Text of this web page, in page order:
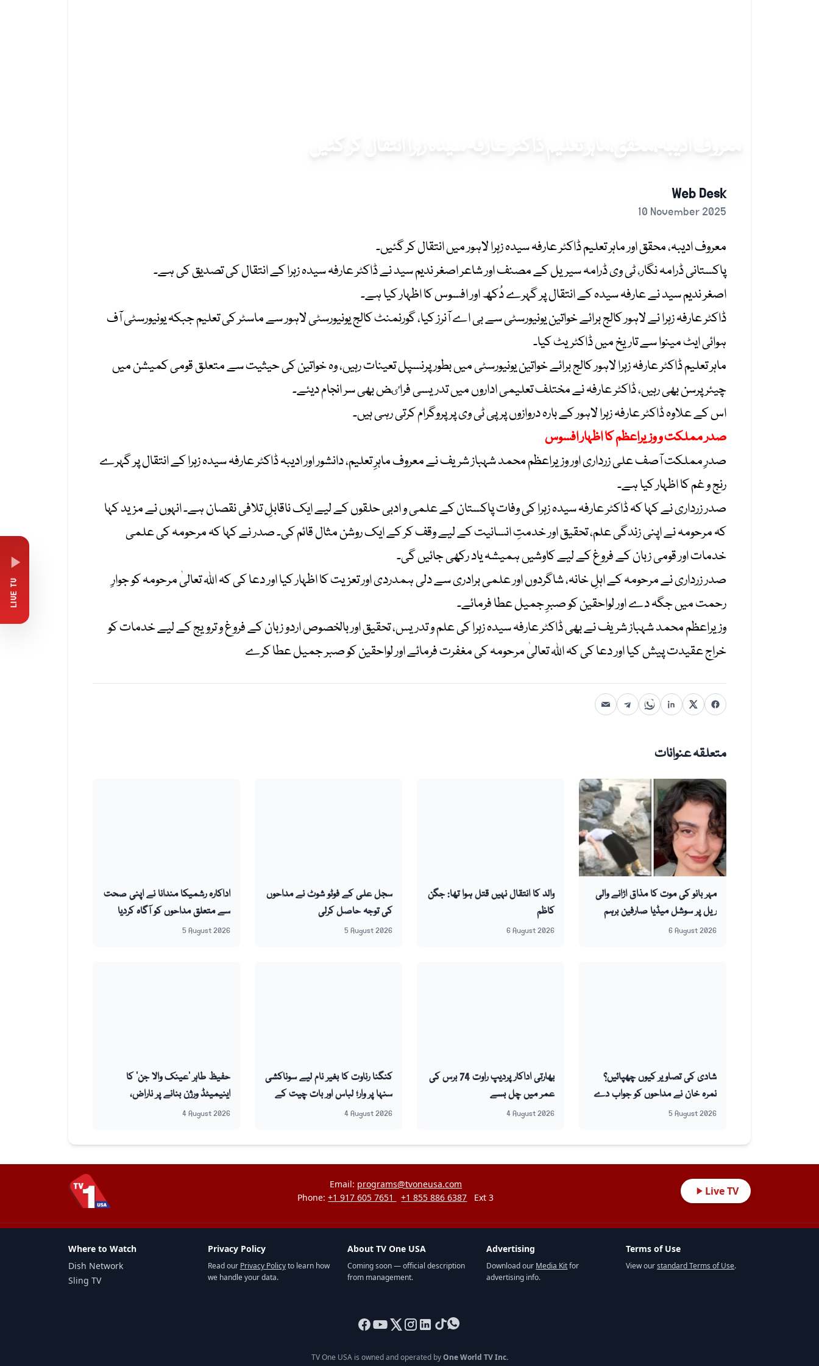
LIVE TV
معروف ادیبہ،محقق،ماہر تعلیم ڈاکٹر عارفہ سیدہ زہرا انتقال کر گئیں
Web Desk
10 November 2025
معروف ادیبہ، محقق اور ماہر تعلیم ڈاکٹر عارفہ سیدہ زہرا لاہور میں انتقال کر گئیں۔
پاکستانی ڈرامہ نگار، ٹی وی ڈرامہ سیریل کے مصنف اور شاعر اصغر ندیم سید نے ڈاکٹر عارفہ سیدہ زہرا کے انتقال کی تصدیق کی ہے۔
اصغر ندیم سید نے عارفہ سیدہ کے انتقال پر گہرے دُکھ اور افسوس کا اظہار کیا ہے۔
ڈاکٹر عارفہ زہرا نے لاہور کالج برائے خواتین یونیورسٹی سے بی اے آنرز کیا، گورنمنٹ کالج یونیورسٹی لاہور سے ماسٹر کی تعلیم جبکہ یونیورسٹی آف
ہوائی ایٹ مینوا سے تاریخ میں ڈاکٹریٹ کیا۔
ماہر تعلیم ڈاکٹر عارفہ زہرا لاہور کالج برائے خواتین یونیورسٹی میں بطور پرنسپل تعینات رہیں، وہ خواتین کی حیثیت سے متعلق قومی کمیشن میں
چیئرپرسن بھی رہیں، ڈاکٹر عارفہ نے مختلف تعلیمی اداروں میں تدریسی فراٸض بھی سر انجام دیئے۔
اس کے علاوہ ڈاکٹر عارفہ زہرا لاہور کے بارہ دروازوں پر پی ٹی وی پر پروگرام کرتی رہی ہیں۔
صدر مملکت و وزیراعظم کا اظہار افسوس
صدرِ مملکت آصف علی زرداری اور وزیراعظم محمد شہباز شریف نے معروف ماہرِ تعلیم، دانشور اور ادیبہ ڈاکٹر عارفہ سیدہ زہرا کے انتقال پر گہرے
رنج و غم کا اظہار کیا ہے۔
صدر زرداری نے کہا کہ ڈاکٹر عارفہ سیدہ زہرا کی وفات پاکستان کے علمی و ادبی حلقوں کے لیے ایک ناقابلِ تلافی نقصان ہے۔ انہوں نے مزید کہا
کہ مرحومہ نے اپنی زندگی علم، تحقیق اور خدمتِ انسانیت کے لیے وقف کر کے ایک روشن مثال قائم کی۔ صدر نے کہا کہ مرحومہ کی علمی
خدمات اور قومی زبان کے فروغ کے لیے کاوشیں ہمیشہ یاد رکھی جائیں گی۔
صدر زرداری نے مرحومہ کے اہلِ خانہ، شاگردوں اور علمی برادری سے دلی ہمدردی اور تعزیت کا اظہار کیا اور دعا کی کہ اللہ تعالیٰ مرحومہ کو جوارِ
رحمت میں جگہ دے اور لواحقین کو صبرِ جمیل عطا فرمائے۔
وزیراعظم محمد شہباز شریف نے بھی ڈاکٹر عارفہ سیدہ زہرا کی علم و تدریس، تحقیق اور بالخصوص اردو زبان کے فروغ و ترویج کے لیے خدمات کو
خراج عقیدت پیش کیا اور دعا کی کہ اللہ تعالیٰ مرحومہ کی مغفرت فرمائے اور لواحقین کو صبر جمیل عطا کرے
متعلقہ عنوانات
مہر بانو کی موت کا مذاق اڑانے والی
ریل پر سوشل میڈیا صارفین برہم
6 August 2026
والد کا انتقال نہیں قتل ہوا تھا: جگن
کاظم
6 August 2026
سجل علی کے فوٹو شوٹ نے مداحوں
کی توجہ حاصل کرلی
5 August 2026
اداکارہ رشمیکا مندانا نے اپنی صحت
سے متعلق مداحوں کو آگاہ کردیا
5 August 2026
شادی کی تصاویر کیوں چھپائیں؟
نمرہ خان نے مداحوں کو جواب دے
دیا
5 August 2026
بھارتی اداکار پردیپ راوت 74 برس کی
عمر میں چل بسے
4 August 2026
کنگنا رناوت کا بغیر نام لیے سوناکشی
سنہا پر وار؛ لباس اور بات چیت کے
انداز کو ’جیب کترا‘ قرار دے دیا
4 August 2026
حفیظ طاہر ’عینک والا جن‘ کا
اینیمیٹڈ ورژن بنانے پر ناراض،
کارروائی کا عندیہ
4 August 2026
Email: programs@tvoneusa.com
Phone:+1 917 605 7651 +1 855 886 6387 Ext 3 Live TV
Where to Watch
Dish Network
Sling TV
Privacy Policy
Read our Privacy Policyto learn how
we handle your data.
About TV One USA
Coming soon — official description
from management.
Advertising
Download our Media Kitfor
advertising info.
Terms of Use
View ourstandard Terms of Use.
TV One USA is owned and operated byOne World TV Inc.